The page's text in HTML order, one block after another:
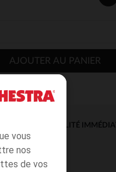
vous
nos
de vos
AJOUTER AU PANIER
DISPONIBILITÉ